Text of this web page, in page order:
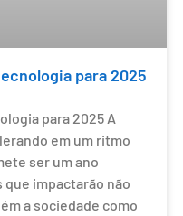
para 2025
para 2025 A
em um ritmo
ser um ano
impactarão não
a sociedade como